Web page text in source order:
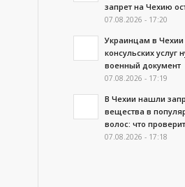
запрет на Чехию
07.08.2026 - 17:20
Украинцам в Чехии
консульских услуг
военный документ
07.08.2026 - 17:19
В Чехии нашли
вещества в
волос: что
07.08.2026 - 17:18